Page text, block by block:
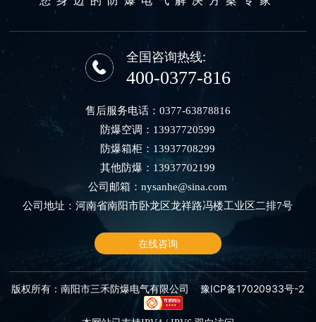
全国咨询热线:
400-0377-816
售后服务电话： 0377-63878816
防爆空调： 13937720599
防爆箱柜： 13937708299
其他防爆： 13937702199
公司邮箱：nysanhe@sina.com
公司地址：河南省南阳市卧龙区龙祥路冯楼工业区二排7号
在线咨询
版权所有：南阳市三禾防爆电气有限公司 豫ICP备17020933号-2